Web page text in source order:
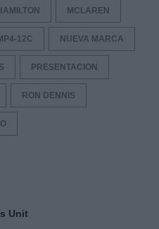
MCLAREN
12C NUEVA MARCA
PRESENTACION
RON DENNIS
Unit